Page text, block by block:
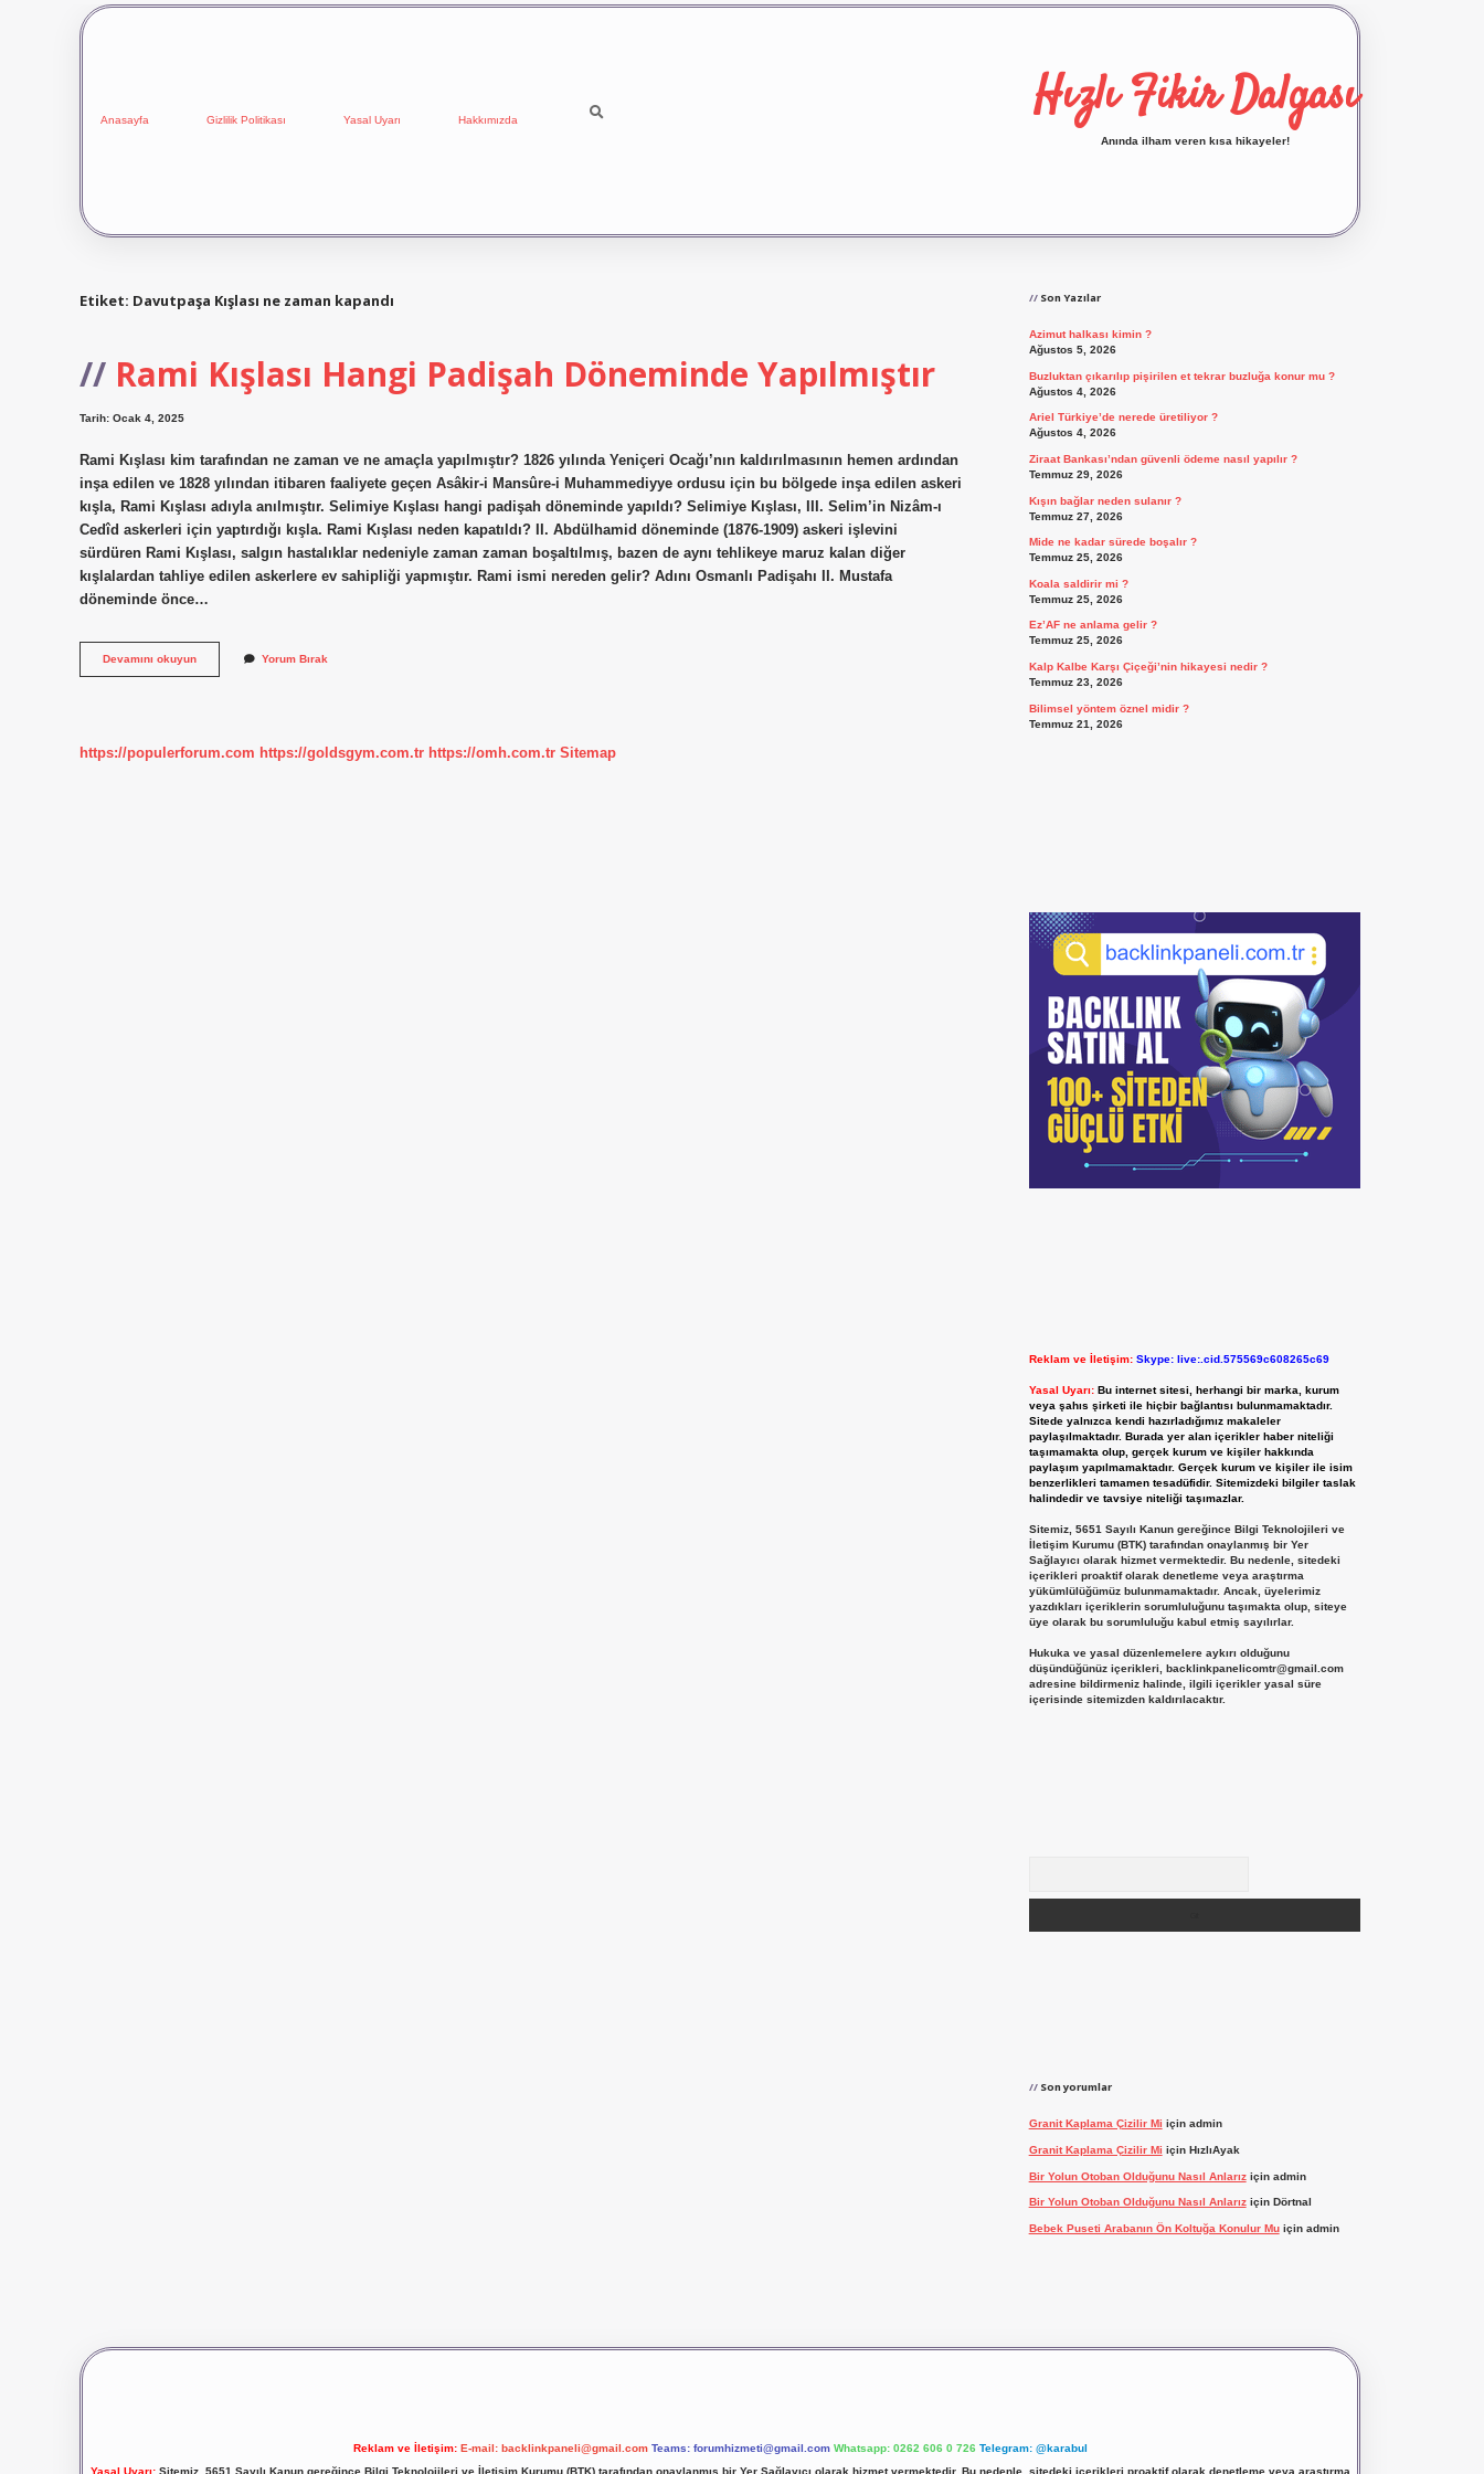
Anasayfa Gizlilik Politikası Yasal Uyarı Hakkımızda Hızlı Fikir Dalgası
Anında ilham veren kısa hikayeler!
Etiket: Davutpaşa Kışlası ne zaman kapandı
Rami Kışlası Hangi Padişah Döneminde Yapılmıştır
Tarih: Ocak 4, 2025
Rami Kışlası kim tarafından ne zaman ve ne amaçla yapılmıştır? 1826 yılında Yeniçeri Ocağı’nın kaldırılmasının hemen ardından
inşa edilen ve 1828 yılından itibaren faaliyete geçen Asâkir-i Mansûre-i Muhammediyye ordusu için bu bölgede inşa edilen askeri
kışla, Rami Kışlası adıyla anılmıştır. Selimiye Kışlası hangi padişah döneminde yapıldı? Selimiye Kışlası, III. Selim’in Nizâm-ı
Cedîd askerleri için yaptırdığı kışla. Rami Kışlası neden kapatıldı? II. Abdülhamid döneminde (1876-1909) askeri işlevini
sürdüren Rami Kışlası, salgın hastalıklar nedeniyle zaman zaman boşaltılmış, bazen de aynı tehlikeye maruz kalan diğer
kışlalardan tahliye edilen askerlere ev sahipliği yapmıştır. Rami ismi nereden gelir? Adını Osmanlı Padişahı II. Mustafa
döneminde önce…
Devamını okuyunRami
Kışlası
Yorum Bırak
https://populerforum.com https://goldsgym.com.tr https://omh.com.tr Sitemap
Son Yazılar
Azimut halkası kimin ?
Ağustos 5, 2026
Buzluktan çıkarılıp pişirilen et tekrar buzluğa konur mu ?
Ağustos 4, 2026
Ariel Türkiye’de nerede üretiliyor ?
Ağustos 4, 2026
Ziraat Bankası’ndan güvenli ödeme nasıl yapılır ?
Temmuz 29, 2026
Kışın bağlar neden sulanır ?
Temmuz 27, 2026
Mide ne kadar sürede boşalır ?
Temmuz 25, 2026
Koala saldirir mi ?
Temmuz 25, 2026
Ez’AF ne anlama gelir ?
Temmuz 25, 2026
Kalp Kalbe Karşı Çiçeği’nin hikayesi nedir ?
Temmuz 23, 2026
Bilimsel yöntem öznel midir ?
Temmuz 21, 2026
Reklam ve İletişim: Skype: live:.cid.575569c608265c69
Yasal Uyarı: Bu internet sitesi, herhangi bir marka, kurum
veya şahıs şirketi ile hiçbir bağlantısı bulunmamaktadır.
Sitede yalnızca kendi hazırladığımız makaleler
paylaşılmaktadır. Burada yer alan içerikler haber niteliği
taşımamakta olup, gerçek kurum ve kişiler hakkında
paylaşım yapılmamaktadır. Gerçek kurum ve kişiler ile isim
benzerlikleri tamamen tesadüfidir. Sitemizdeki bilgiler taslak
halindedir ve tavsiye niteliği taşımazlar.
Sitemiz, 5651 Sayılı Kanun gereğince Bilgi Teknolojileri ve
İletişim Kurumu (BTK) tarafından onaylanmış bir Yer
Sağlayıcı olarak hizmet vermektedir. Bu nedenle, sitedeki
içerikleri proaktif olarak denetleme veya araştırma
yükümlülüğümüz bulunmamaktadır. Ancak, üyelerimiz
yazdıkları içeriklerin sorumluluğunu taşımakta olup, siteye
üye olarak bu sorumluluğu kabul etmiş sayılırlar.
Hukuka ve yasal düzenlemelere aykırı olduğunu
düşündüğünüz içerikleri, backlinkpanelicomtr@gmail.com
adresine bildirmeniz halinde, ilgili içerikler yasal süre
içerisinde sitemizden kaldırılacaktır.
Son yorumlar
Granit Kaplama Çizilir Mi için admin
Granit Kaplama Çizilir Mi için HızlıAyak
Bir Yolun Otoban Olduğunu Nasıl Anlarıziçin admin
Bir Yolun Otoban Olduğunu Nasıl Anlarıziçin Dörtnal
Bebek Puseti Arabanın Ön Koltuğa Konulur Muiçin admin
Reklam ve İletişim: E-mail: backlinkpaneli@gmail.com Teams: forumhizmeti@gmail.com Whatsapp: 0262 606 0 726 Telegram: @karabul
Yasal Uyarı:Sitemiz, 5651 Sayılı Kanun gereğince Bilgi Teknolojileri ve İletişim Kurumu (BTK) tarafından onaylanmış bir Yer Sağlayıcı olarak hizmet vermektedir. Bu nedenle, sitedeki içerikleri proaktif olarak denetleme veya araştırma